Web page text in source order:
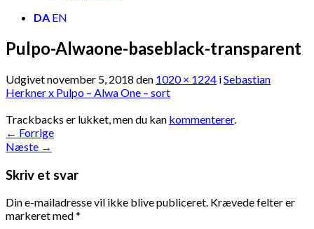
DA EN
Pulpo-Alwaone-baseblack-transparent
Udgivetnovember 5, 2018 den 1020 × 1224 iSebastian
Herkner x Pulpo – Alwa One – sort
Trackbacks er lukket, men du kan kommenterer.
← Forrige
Næste →
Skriv et svar
Din e-mailadresse vil ikke blive publiceret. Krævede felter er
markeret med*